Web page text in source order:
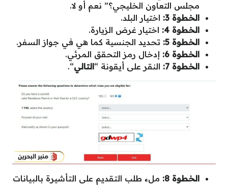
مجلس التعاون الخليجي؟” نعم أو لا.
الخطوة 3:
اختيار البلد.
الخطوة 4:
اختيار غرض الزيارة.
الخطوة 5:
تحديد الجنسية كما هي في جواز السفر.
الخطوة 6:
إدخال رمز التحقق المرئي.
الخطوة 7:
النقر على أيقونة “التالي“.
الخطوة 8:
ملء طلب التقديم على التأشيرة بالبيانات